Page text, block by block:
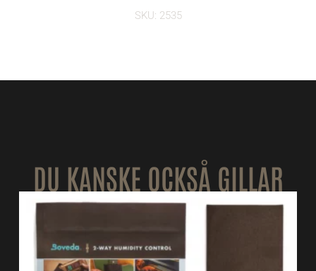
SKU: 2535
DU KANSKE OCKSÅ GILLAR